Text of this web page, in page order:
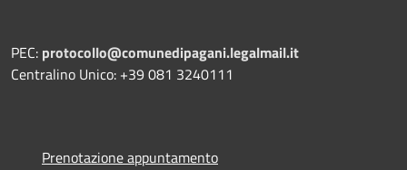
PEC: protocollo@comunedipagani.legalmail.it
Centralino Unico: +39 081 3240111
Prenotazione appuntamento